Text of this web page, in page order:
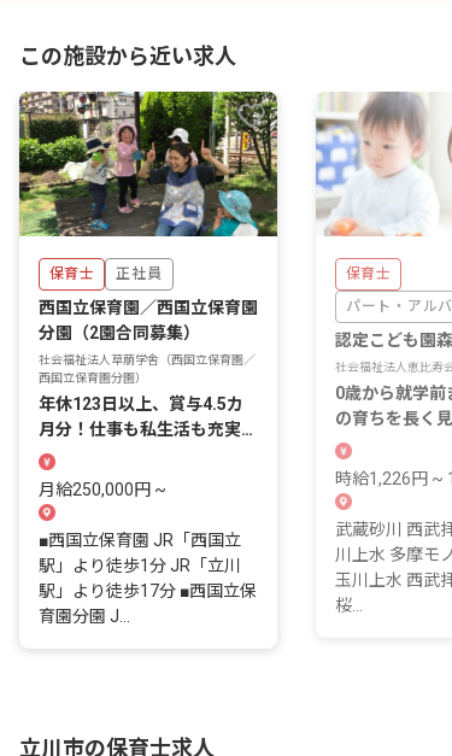
この施設から近い求人
保育士 正社員
西国立保育園／西国立保育園
分園（2園合同募集）
社会福祉法人草萠学舎（西国立保育園／
西国立保育園分園）
年休123日以上、賞与4.5カ
月分！仕事も私生活も充実し
やすい環境
月給250,000円 ~
■西国立保育園 JR「西国立
駅」より徒歩1分 JR「立川
駅」より徒歩17分 ■西国立保
育園分園 J...
保育士
パート・アルバ
認定こども園
社会福祉法人恵比寿会
0歳から就学前
の育ちを長く
ども園という場
時給1,226円 ~
武蔵砂川 西武
川上水 多摩モ
玉川上水 西武
桜...
立川市の保育士求人